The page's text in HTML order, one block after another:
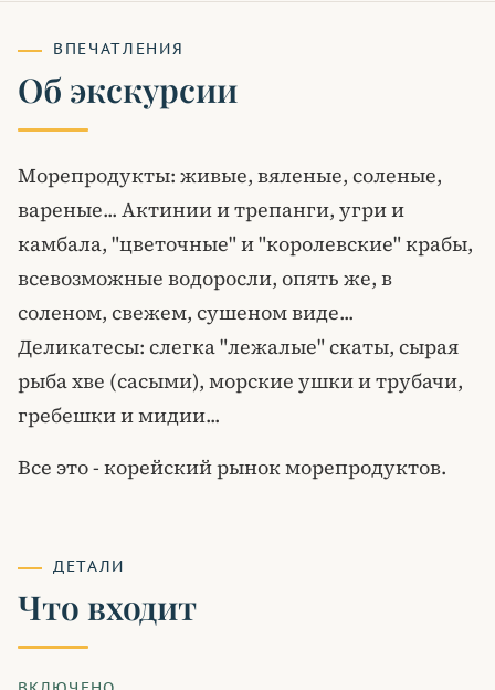
ВПЕЧАТЛЕНИЯ
Об экскурсии
Морепродукты: живые, вяленые, соленые,
вареные... Актинии и трепанги, угри и
камбала, "цветочные" и "королевские" крабы,
всевозможные водоросли, опять же, в
соленом, свежем, сушеном виде...
Деликатесы: слегка "лежалые" скаты, сырая
рыба хве (сасыми), морские ушки и трубачи,
гребешки и мидии...
Все это - корейский рынок морепродуктов.
ДЕТАЛИ
Что входит